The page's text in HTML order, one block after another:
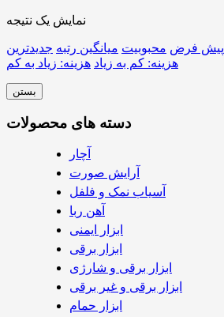
نمایش یک نتیجه
پیش فرض محبوبیت میانگین رتبه جدیدترین
هزینه: کم به زیاد هزینه: زیاد به کم
بستن
دسته های محصولات
آچار
آرایش صورت
آسیاب نمک و فلفل
آهن ربا
ابزار ایمنی
ابزار برقی
ابزار برقی و شارژی
ابزار برقی و غیر برقی
ابزار حمام